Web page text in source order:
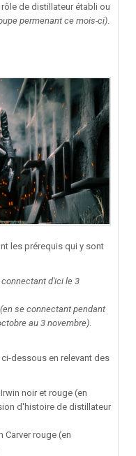
de distillateur établi ou
permenant ce mois-ci)
les prérequis qui y sont
d'ici le 3
(en se connectant pendant
au 3 novembre).
dessous en relevant des
noir et rouge (en
d'histoire de distillateur
Carver rouge (en